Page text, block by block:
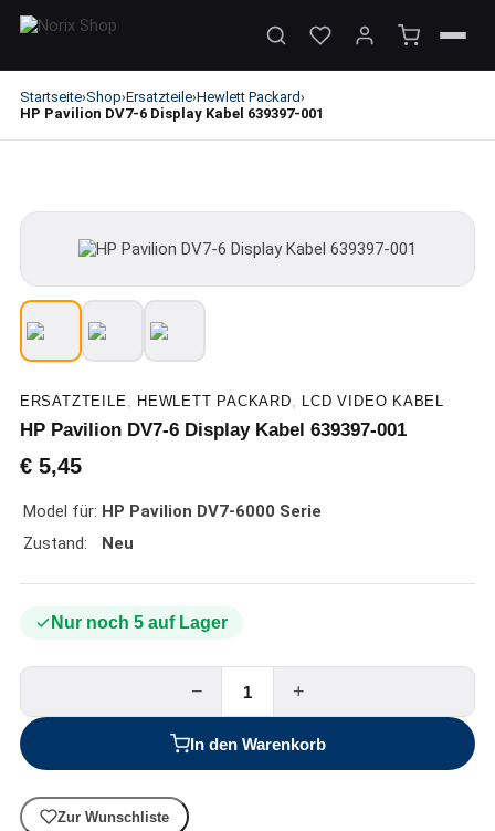
Startseite›Shop›Ersatzteile›Hewlett Packard›
HP Pavilion DV7-6 Display Kabel 639397-001
ERSATZTEILE, HEWLETT PACKARD, LCD VIDEO KABEL
HP Pavilion DV7-6 Display Kabel 639397-001
€5,45
Model für: HP Pavilion DV7-6000 Serie
Zustand:
Neu
Nur noch 5 auf Lager
− +
In den Warenkorb
Zur Wunschliste